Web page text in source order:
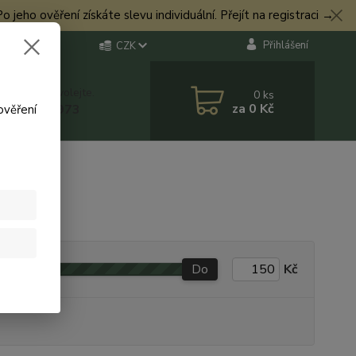
jeho ověření získáte slevu individuální. Přejít na registraci →
CZK Přihlášení
rady? Zavolejte.
544 973
0 ks
za 0 Kč
Do Kč